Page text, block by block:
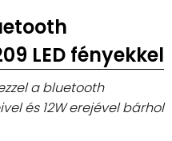
LED fényekkel
a bluetooth
és 12W erejével bárhol